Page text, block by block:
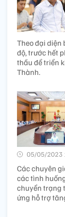
Theo đại diện
độ, trước hết
thầu để triển
Thành.
05/05/2023
Các chuyên
các tình
chuyển trạng
ứng hỗ trợ